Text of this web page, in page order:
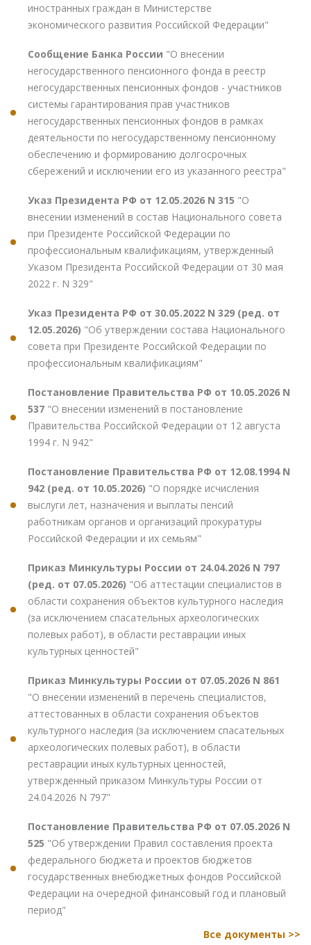
иностранных граждан в Министерстве
экономического развития Российской Федерации"
Сообщение Банка России "О внесении
негосударственного пенсионного фонда в реестр
негосударственных пенсионных фондов - участников
системы гарантирования прав участников
негосударственных пенсионных фондов в рамках
деятельности по негосударственному пенсионному
обеспечению и формированию долгосрочных
сбережений и исключении его из указанного реестра"
Указ Президента РФ от 12.05.2026 N 315 "О
внесении изменений в состав Национального совета
при Президенте Российской Федерации по
профессиональным квалификациям, утвержденный
Указом Президента Российской Федерации от 30 мая
2022 г. N 329"
Указ Президента РФ от 30.05.2022 N 329 (ред. от
12.05.2026) "Об утверждении состава Национального
совета при Президенте Российской Федерации по
профессиональным квалификациям"
Постановление Правительства РФ от 10.05.2026 N
537 "О внесении изменений в постановление
Правительства Российской Федерации от 12 августа
1994 г. N 942"
Постановление Правительства РФ от 12.08.1994 N
942 (ред. от 10.05.2026) "О порядке исчисления
выслуги лет, назначения и выплаты пенсий
работникам органов и организаций прокуратуры
Российской Федерации и их семьям"
Приказ Минкультуры России от 24.04.2026 N 797
(ред. от 07.05.2026) "Об аттестации специалистов в
области сохранения объектов культурного наследия
(за исключением спасательных археологических
полевых работ), в области реставрации иных
культурных ценностей"
Приказ Минкультуры России от 07.05.2026 N 861
"О внесении изменений в перечень специалистов,
аттестованных в области сохранения объектов
культурного наследия (за исключением спасательных
археологических полевых работ), в области
реставрации иных культурных ценностей,
утвержденный приказом Минкультуры России от
24.04.2026 N 797"
Постановление Правительства РФ от 07.05.2026 N
525 "Об утверждении Правил составления проекта
федерального бюджета и проектов бюджетов
государственных внебюджетных фондов Российской
Федерации на очередной финансовый год и плановый
период"
Все документы >>